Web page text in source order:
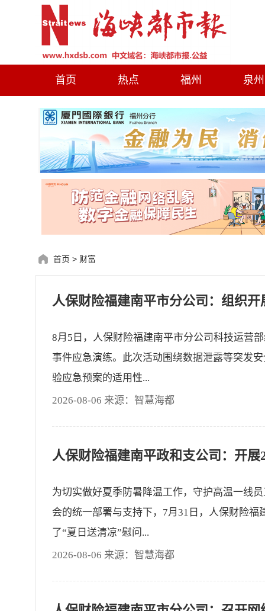
首页 热点 福州 泉州
首页 > 财富
8月5日，人保财险福建南平市分公司科技运营
事件应急演练。此次活动围绕数据泄露等突发
验应急预案的适用性...
2026-08-06 来源：智慧海都
为切实做好夏季防暑降温工作，守护高温一线
会的统一部署与支持下，7月31日，人保财险福
了“夏日送清凉”慰问...
2026-08-06 来源：智慧海都